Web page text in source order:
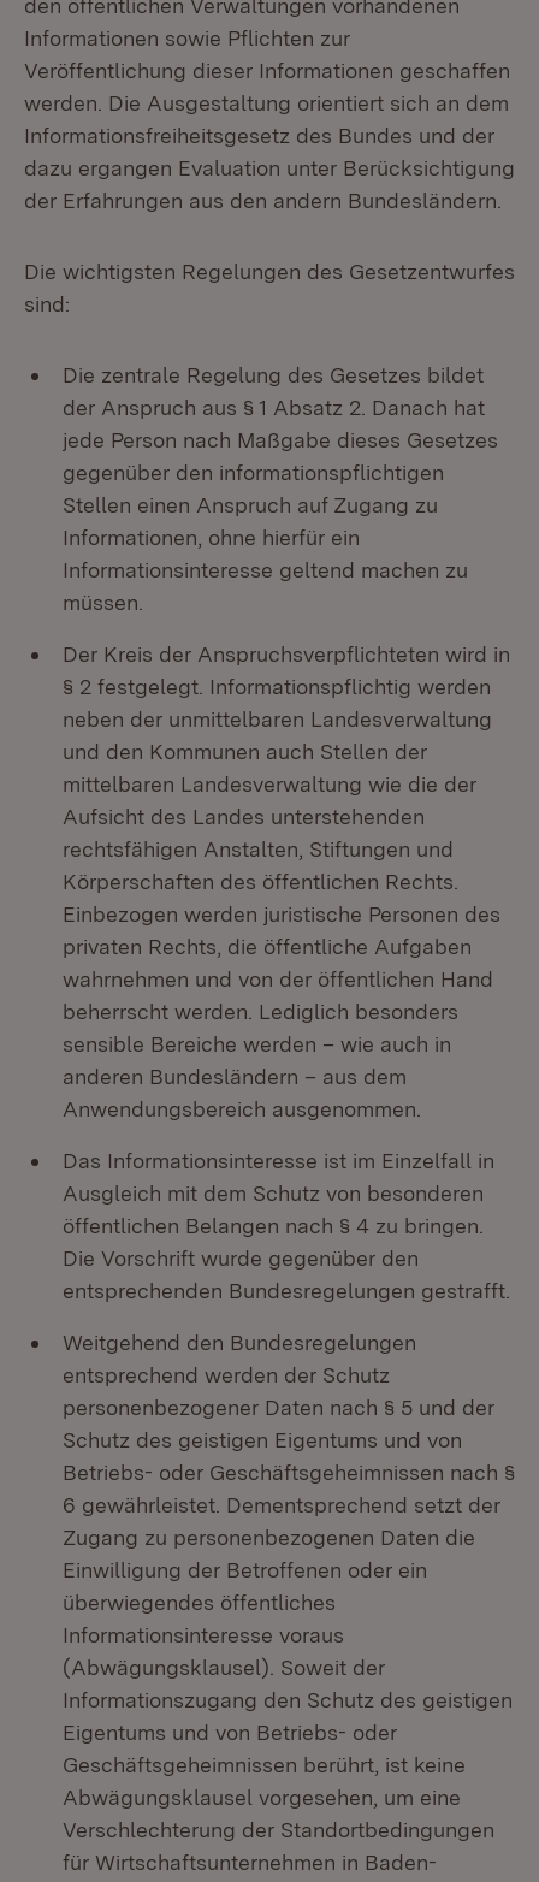
den öffentlichen Verwaltungen vorhandenen
Informationen sowie Pflichten zur
Veröffentlichung dieser Informationen geschaffen
werden. Die Ausgestaltung orientiert sich an dem
Informationsfreiheitsgesetz des Bundes und der
dazu ergangen Evaluation unter Berücksichtigung
der Erfahrungen aus den andern Bundesländern.
Die wichtigsten Regelungen des Gesetzentwurfes
sind:
Die zentrale Regelung des Gesetzes bildet
der Anspruch aus § 1 Absatz 2. Danach hat
jede Person nach Maßgabe dieses Gesetzes
gegenüber den informationspflichtigen
Stellen einen Anspruch auf Zugang zu
Informationen, ohne hierfür ein
Informationsinteresse geltend machen zu
müssen.
Der Kreis der Anspruchsverpflichteten wird in
§ 2 festgelegt. Informationspflichtig werden
neben der unmittelbaren Landesverwaltung
und den Kommunen auch Stellen der
mittelbaren Landesverwaltung wie die der
Aufsicht des Landes unterstehenden
rechtsfähigen Anstalten, Stiftungen und
Körperschaften des öffentlichen Rechts.
Einbezogen werden juristische Personen des
privaten Rechts, die öffentliche Aufgaben
wahrnehmen und von der öffentlichen Hand
beherrscht werden. Lediglich besonders
sensible Bereiche werden – wie auch in
anderen Bundesländern – aus dem
Anwendungsbereich ausgenommen.
Das Informationsinteresse ist im Einzelfall in
Ausgleich mit dem Schutz von besonderen
öffentlichen Belangen nach § 4 zu bringen.
Die Vorschrift wurde gegenüber den
entsprechenden Bundesregelungen gestrafft.
Weitgehend den Bundesregelungen
entsprechend werden der Schutz
personenbezogener Daten nach § 5 und der
Schutz des geistigen Eigentums und von
Betriebs- oder Geschäftsgeheimnissen nach §
6 gewährleistet. Dementsprechend setzt der
Zugang zu personenbezogenen Daten die
Einwilligung der Betroffenen oder ein
überwiegendes öffentliches
Informationsinteresse voraus
(Abwägungsklausel). Soweit der
Informationszugang den Schutz des geistigen
Eigentums und von Betriebs- oder
Geschäftsgeheimnissen berührt, ist keine
Abwägungsklausel vorgesehen, um eine
Verschlechterung der Standortbedingungen
für Wirtschaftsunternehmen in Baden-